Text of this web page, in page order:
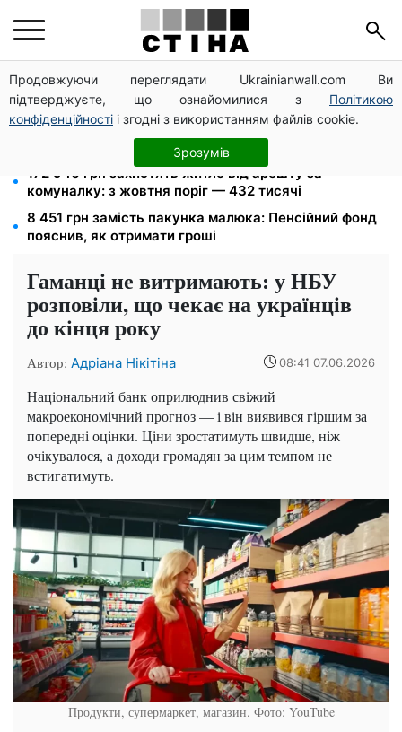
Продовжуючи переглядати Ukrainianwall.com Ви
підтверджуєте, що ознайомилися з Політикою
конфіденційності і згодні з використанням файлів cookie.
Зрозумів
Пенсія по інвалідності III групи з вересня: від 2595
до 10 625 грн — хто скільки отримає
10 заявок — і МСЦ МВС приїде у громаду: обмін
прав, реєстрація авто та міжнародне посвідчення
172 940 грн захистять житло від арешту за
комуналку: з жовтня поріг — 432 тисячі
8 451 грн замість пакунка малюка: Пенсійний фонд
пояснив, як отримати гроші
Гаманці не витримають: у НБУ
розповіли, що чекає на українців
до кінця року
Автор: Адріана Нікітіна 08:41 07.06.2026
Національний банк оприлюднив свіжий
макроекономічний прогноз — і він виявився гіршим за
попередні оцінки. Ціни зростатимуть швидше, ніж
очікувалося, а доходи громадян за цим темпом не
встигатимуть.
Продукти, супермаркет, магазин. Фото: YouTube